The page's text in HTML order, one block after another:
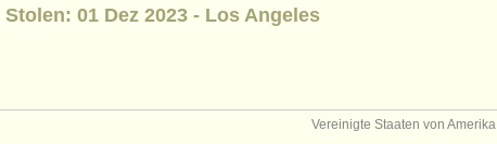
pauke (1)
untuned percussion
tuned percussion (1)
Stolen: 01 Dez 2023 - Los Angeles
Vereinigte Staaten von Amerika